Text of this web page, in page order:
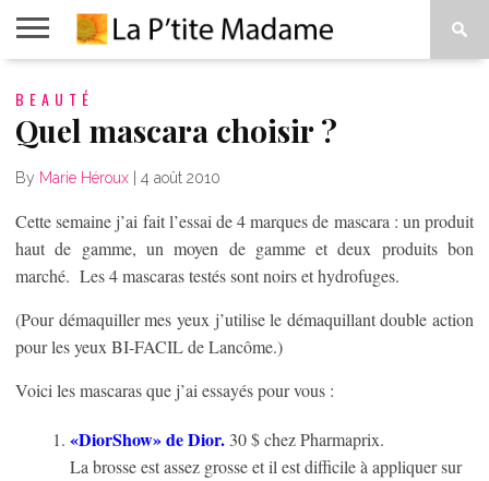
BEAUTÉ
MODE
ART
VIVRE
À
BEAUTÉ
Quel mascara choisir ?
By Marie Héroux 4 août 2010
Cette semaine j’ai fait l’essai de 4 marques de mascara : un produit
haut de gamme, un moyen de gamme et deux produits bon
marché. Les 4 mascaras testés sont noirs et hydrofuges.
(Pour démaquiller mes yeux j’utilise le démaquillant double action
pour les yeux BI-FACIL de Lancôme.)
Voici les mascaras que j’ai essayés pour vous :
«DiorShow» de Dior. 30 $ chez Pharmaprix.
La brosse est assez grosse et il est difficile à appliquer sur